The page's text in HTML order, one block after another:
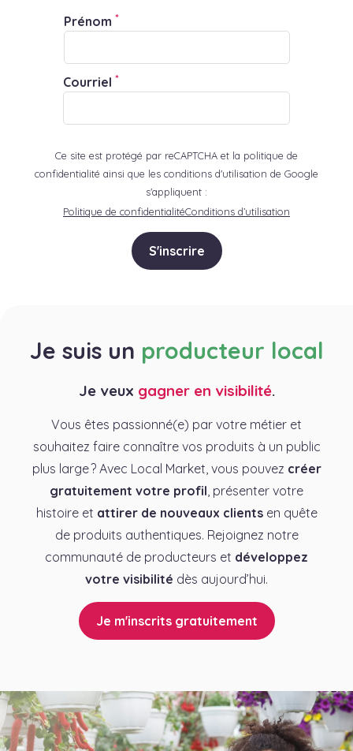
Prénom *
Courriel *
Ce site est protégé par reCAPTCHA et la politique de
confidentialité ainsi que les conditions d'utilisation de Google
s'appliquent :
Politique de confidentialitéConditions d’utilisation
S'inscrire
Je suis un producteur local
Je veux gagner en visibilité.
Vous êtes passionné(e) par votre métier et
souhaitez faire connaître vos produits à un public
plus large ? Avec Local Market, vous pouvez créer
gratuitement votre profil , présenter votre
histoire et attirer de nouveaux clientsen quête
de produits authentiques. Rejoignez notre
communauté de producteurs et développez
votre visibilité dès aujourd’hui.
Je m'inscrits gratuitement